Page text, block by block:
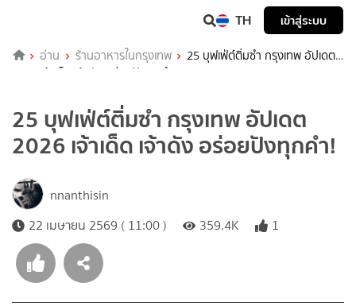
TH เข้าสู่ระบบ
อ่าน ร้านอาหารในกรุงเทพ
25 บุฟเฟ่ต์ติ่มซำ กรุงเทพ อัปเดต
2026 เจ้าเด็ด เจ้าดัง อร่อยปังทุกคำ!
25 บุฟเฟ่ต์ติ่มซำ กรุงเทพ อัปเดต
2026 เจ้าเด็ด เจ้าดัง อร่อยปังทุกคำ!
nnanthisin
22 เมษายน 2569 ( 11:00 )
359.4K 1